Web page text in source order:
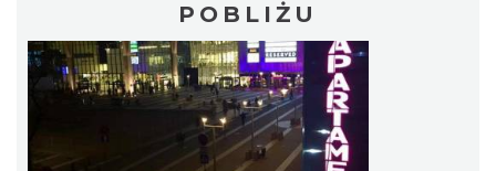
POBLIŻU